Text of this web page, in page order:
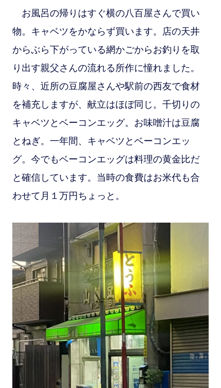
お風呂の帰りはすぐ横の八百屋さんで買い
物。キャベツをかならず買います。店の天井
からぶら下がっている網かごからお釣りを取
り出す親父さんの流れる所作に憧れました。
時々、近所の豆腐屋さんや駅前の西友で食材
を補充しますが、献立はほぼ同じ。千切りの
キャベツとベーコンエッグ。お味噌汁は豆腐
とねぎ。一年間、キャベツとベーコンエッ
グ。今でもベーコンエッグは料理の黄金比だ
と確信しています。当時の食費はお米代も合
わせて月１万円ちょっと。